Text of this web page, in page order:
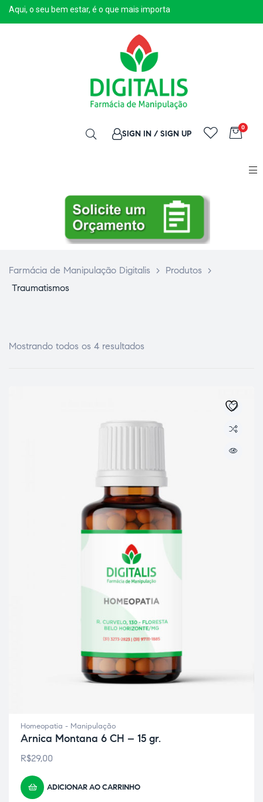
Aqui, o seu bem estar, é o que mais importa
SIGN IN / SIGN UP
0
Farmácia de Manipulação Digitalis > Produtos
>
Traumatismos
Mostrando todos os 4 resultados
Homeopatia - Manipulação
Arnica Montana 6 CH – 15 gr.
R$29,00
ADICIONAR AO CARRINHO